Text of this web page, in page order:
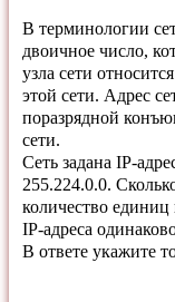
В терминологии
двоичное число,
узла сети
этой сети. Адрес
поразрядной
сети.
Сеть задана IP-
255.224.0.0.
количество
IP-адреса
В ответе укажите